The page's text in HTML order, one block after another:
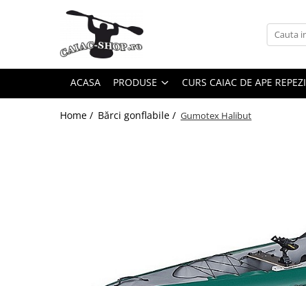
Caiace tandem
Caiace de ape repezi (whitewater)
ACASA PRODUSE CURS CAIAC DE APE REPEZI
Home / Bărci gonflabile / Gumotex Halibut